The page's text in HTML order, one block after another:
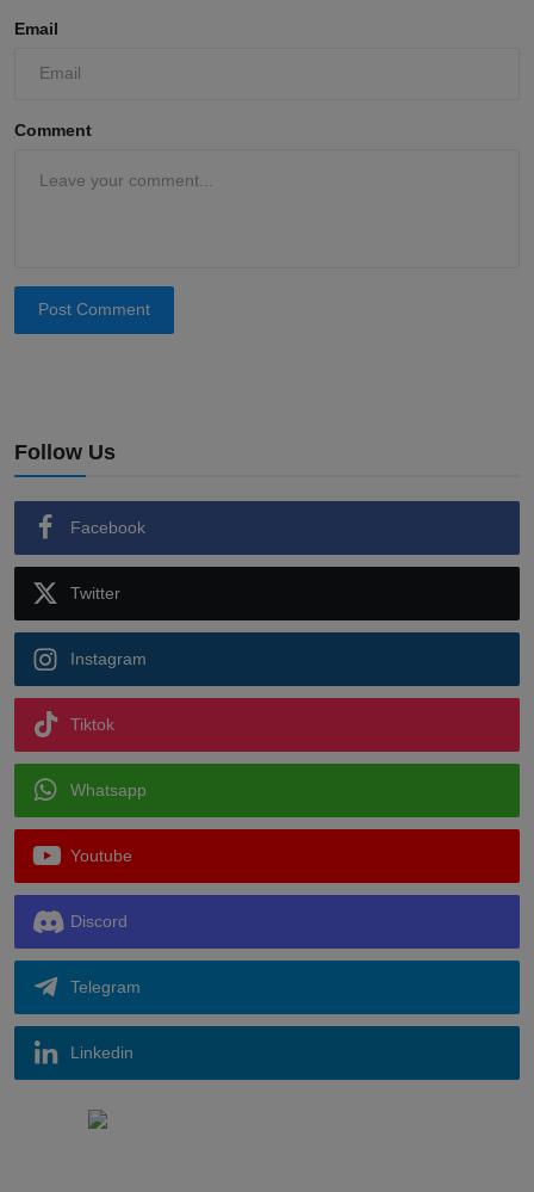
Email
Comment
Post Comment
Follow Us
Facebook
Twitter
Instagram
Tiktok
Whatsapp
Youtube
Discord
Telegram
Linkedin